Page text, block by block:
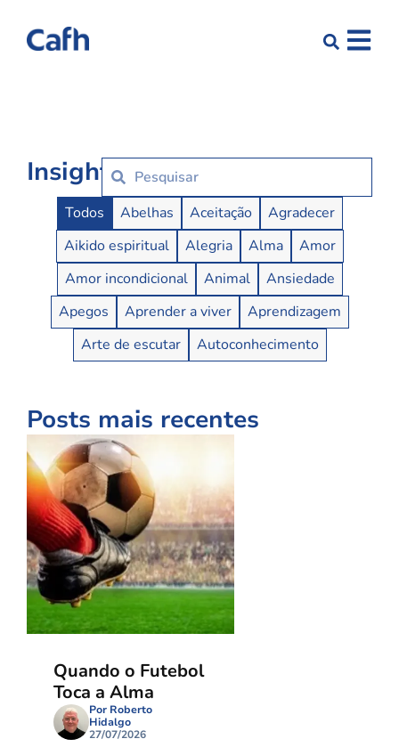
Insights
Insights Buttons
Todos Abelhas Aceitação
Agradecer
Aikido espiritual
Alegria Alma
Amor
Amor incondicional
Animal
Ansiedade
Apegos
Aprender a viver
Aprendizagem
Arte de escutar
Autoconhecimento
Posts mais recentes
Quando o Futebol
Toca a Alma
Por Roberto
Hidalgo
27/07/2026